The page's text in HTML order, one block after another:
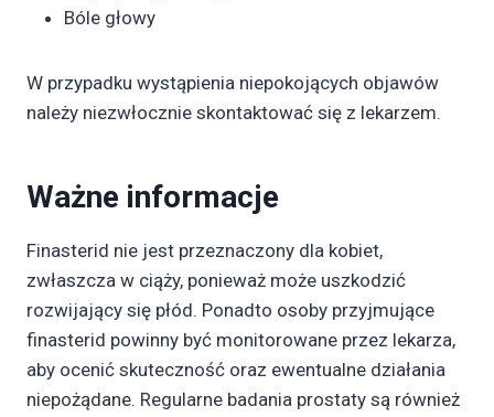
Bóle głowy
W przypadku wystąpienia niepokojących objawów
należy niezwłocznie skontaktować się z lekarzem.
Ważne informacje
Finasterid nie jest przeznaczony dla kobiet,
zwłaszcza w ciąży, ponieważ może uszkodzić
rozwijający się płód. Ponadto osoby przyjmujące
finasterid powinny być monitorowane przez lekarza,
aby ocenić skuteczność oraz ewentualne działania
niepożądane. Regularne badania prostaty są również